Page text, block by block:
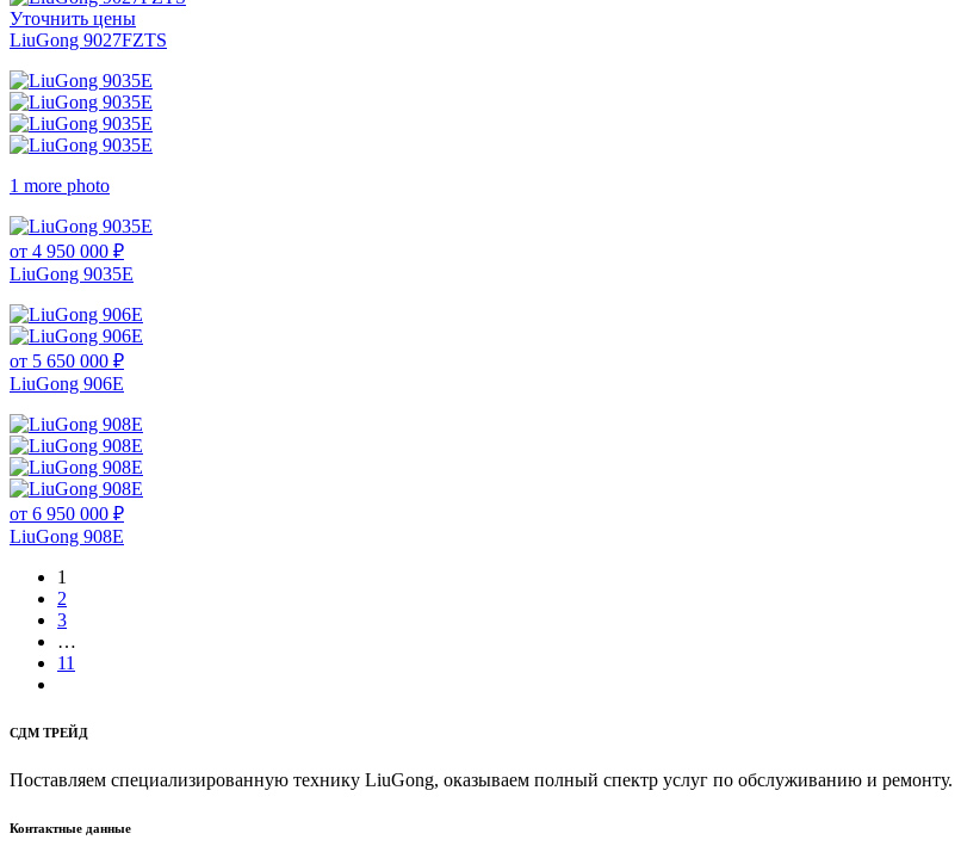
Уточнить цены
LiuGong 9027FZTS
1 more photo
от 4 950 000 ₽
LiuGong 9035E
от 5 650 000 ₽
LiuGong 906E
от 6 950 000 ₽
LiuGong 908E
1
2
3
…
11
СДМ ТРЕЙД
Поставляем специализированную технику LiuGong, оказываем полный спектр услуг по обслуживанию и ремонту.
Контактные данные